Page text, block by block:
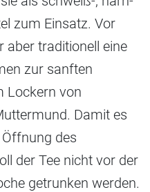
zum Einsatz. Vor
aber traditionell eine
zur sanften
Lockern von
Damit es
des
der Tee nicht vor der
getrunken werden.